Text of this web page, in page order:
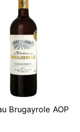
Brugayrole AOP